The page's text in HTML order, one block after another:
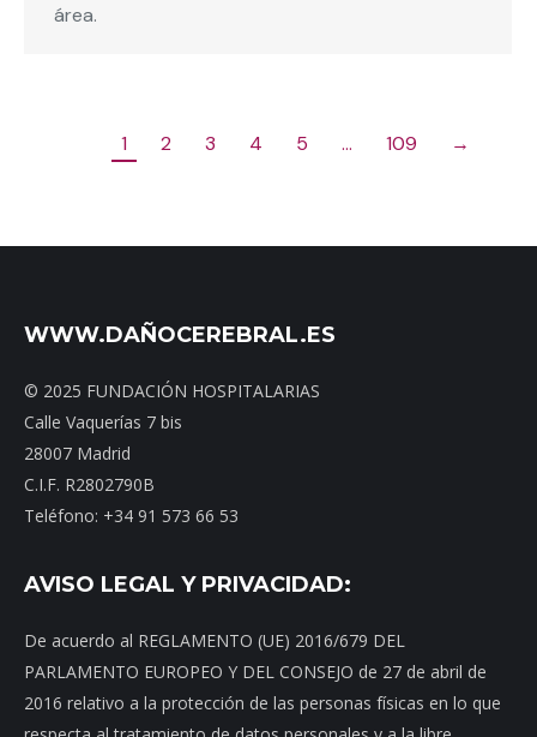
área.
1 2 3 4 5 … 109 →
WWW.DAÑOCEREBRAL.ES
© 2025 FUNDACIÓN HOSPITALARIAS
Calle Vaquerías 7 bis
28007 Madrid
C.I.F. R2802790B
Teléfono: +34 91 573 66 53
AVISO LEGAL Y PRIVACIDAD:
De acuerdo al REGLAMENTO (UE) 2016/679 DEL
PARLAMENTO EUROPEO Y DEL CONSEJO de 27 de abril de
2016 relativo a la protección de las personas físicas en lo que